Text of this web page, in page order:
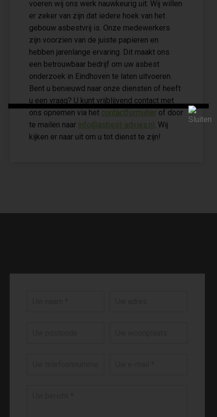
voeren wij ons werk nauwkeurig uit. Wij willen
er zeker van zijn dat iedere hoek van het
gebouw asbestvrij is. Onze medewerkers
zijn voorzien van de juiste papieren en
hebben jarenlange ervaring. Dit maakt ons
een betrouwbaar bedrijf om uw asbest
onderzoek in Eindhoven te laten uitvoeren.
Bent u benieuwd naar onze diensten of heeft
u een vraag? U kunt vrijblijvend contact met
ons opnemen via het contactformulier of door
te mailen naar info@asbest-advies.nl. Wij
kijken er naar uit om u tot dienst te zijn!